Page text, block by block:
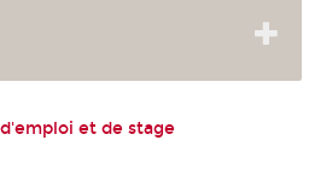
et de stage